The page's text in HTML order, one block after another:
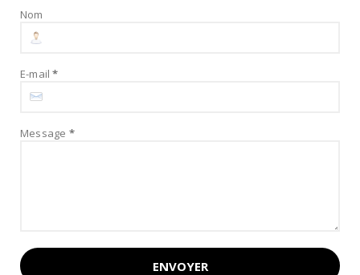
Nom
E-mail*
Message *